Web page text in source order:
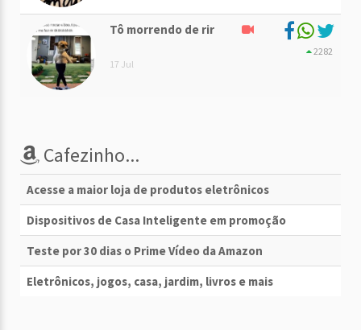
Tô morrendo de rir
17 Jul
2282
Cafezinho...
Acesse a maior loja de produtos eletrônicos
Dispositivos de Casa Inteligente em promoção
Teste por 30 dias o Prime Vídeo da Amazon
Eletrônicos, jogos, casa, jardim, livros e mais